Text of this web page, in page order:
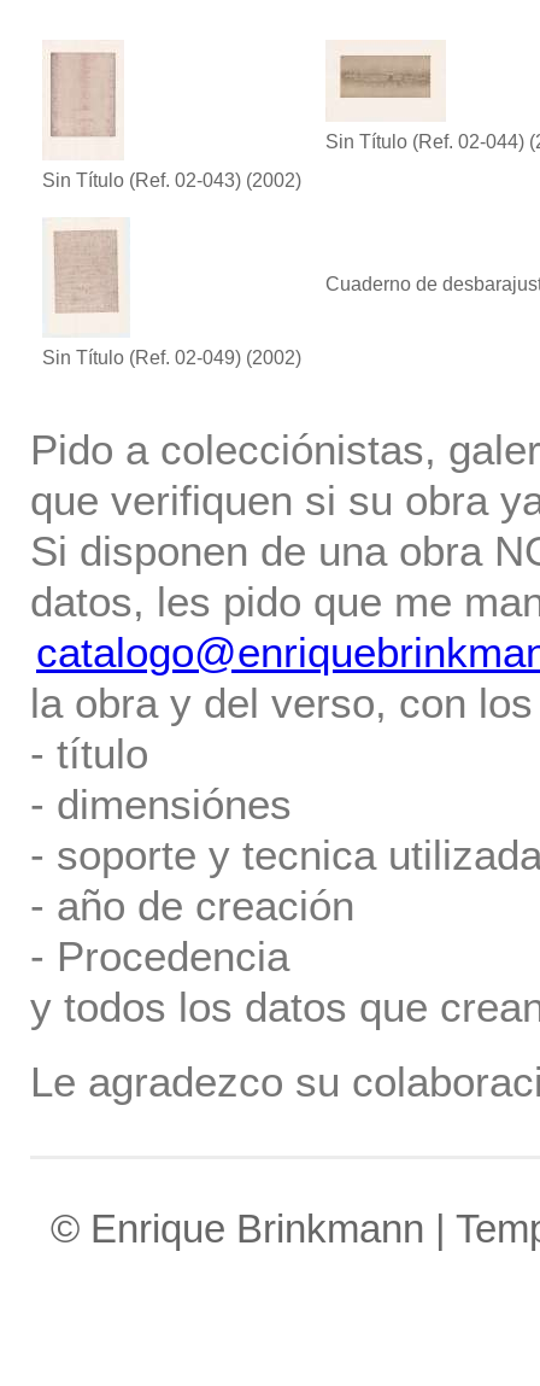
Sin Título (Ref. 02-043) (2002)
Sin Título (Ref. 02-044)
Sin Título (Ref. 02-049) (2002)
Cuaderno de
Pido a colecciónistas,
que verifiquen si su obra
Si disponen de una obra
datos, les pido que me
la obra y del verso, con
- título
- dimensiónes
- soporte y tecnica
- año de creación
- Procedencia
y todos los datos que
Le agradezco su
© Enrique Brinkmann |